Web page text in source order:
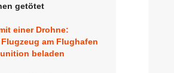
getötet
einer Drohne:
am Flughafen
beladen